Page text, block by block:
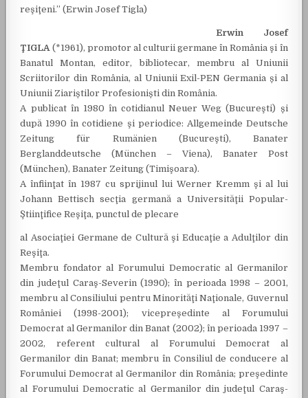
reşiţeni.” (Erwin Josef Tigla)
Erwin Josef
ŢIGLA(*1961), promotor al culturii germane în România şi în
Banatul Montan, editor, bibliotecar, membru al Uniunii
Scriitorilor din România, al Uniunii Exil-PEN Germania și al
Uniunii Ziariștilor Profesioniști din România.
A publicat în 1980 în cotidianul Neuer Weg (Bucureşti) și
după 1990 în cotidiene şi periodice: Allgemeinde Deutsche
Zeitung für Rumänien (Bucureşti), Banater
Berglanddeutsche (München – Viena), Banater Post
(München), Banater Zeitung (Timişoara).
A înfiinţat în 1987 cu sprijinul lui Werner Kremm şi al lui
Johann Bettisch secţia germană a Universităţii Popular-
Ştiinţifice Reşiţa, punctul de plecare
al Asociaţiei Germane de Cultură şi Educaţie a Adulţilor din
Reşiţa.
Membru fondator al Forumului Democratic al Germanilor
din judeţul Caraş-Severin (1990); în perioada 1998 – 2001,
membru al Consiliului pentru Minorităţi Naţionale, Guvernul
României (1998-2001); vicepreşedinte al Forumului
Democrat al Germanilor din Banat (2002); în perioada 1997 –
2002, referent cultural al Forumului Democrat al
Germanilor din Banat; membru în Consiliul de conducere al
Forumului Democrat al Germanilor din România; preşedinte
al Forumului Democratic al Germanilor din judeţul Caraş-